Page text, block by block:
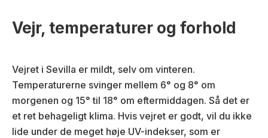
Vejr, temperaturer og forhold
Vejret i Sevilla er mildt, selv om vinteren.
Temperaturerne svinger mellem 6° og 8° om
morgenen og 15° til 18° om eftermiddagen. Så det er
et ret behageligt klima. Hvis vejret er godt, vil du ikke
lide under de meget høje UV-indekser, som er